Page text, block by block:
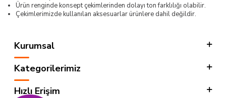
Ürün renginde konsept çekimlerinden dolayı ton farklılığı olabilir.
Çekimlerimizde kullanılan aksesuarlar ürünlere dahil değildir.
Kurumsal
Kategorilerimiz
Hızlı Erişim